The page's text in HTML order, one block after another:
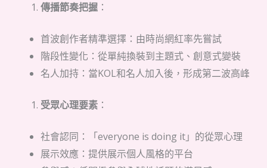
傳播節奏把握 ：
首波創作者精準選擇：由時尚網紅率先嘗試
階段性變化：從單純換裝到主題式、創意式變裝
名人加持：當KOL和名人加入後，形成第二波高峰
受眾心理要素 ：
社會認同：「everyone is doing it」的從眾心理
展示效應：提供展示個人風格的平台